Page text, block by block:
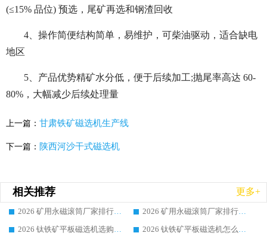
(≤15% 品位) 预选，尾矿再选和钢渣回收
4、操作简便结构简单，易维护，可柴油驱动，适合缺电
地区
5、产品优势精矿水分低，便于后续加工;抛尾率高达 60-
80%，大幅减少后续处理量
上一篇： 甘肃铁矿磁选机生产线
下一篇： 陕西河沙干式磁选机
相关推荐 更多+
2026 矿用永磁滚筒厂家排行榜选购干货指南 行业口碑标杆华体会手机网页版-华体会(中国) 实力出众
2026 矿用永磁滚筒厂家排行榜选购指南，行业口碑领域强者华体会手机网页版-华体会(中国)
2026 钛铁矿平板磁选机选购全攻略 市场公认优质品牌厂家实力排行榜
2026 钛铁矿平板磁选机怎么选 靠谱生产企业实力排行榜选购参考攻略